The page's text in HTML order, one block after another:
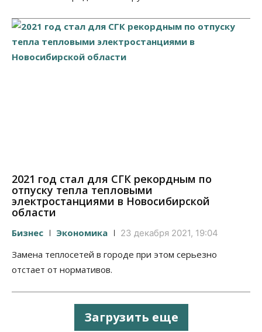
2021 год стал для СГК рекордным по
отпуску тепла тепловыми
электростанциями в Новосибирской
области
Бизнес Экономика 23 декабря 2021, 19:04
Замена теплосетей в городе при этом серьезно
отстает от нормативов.
Загрузить еще